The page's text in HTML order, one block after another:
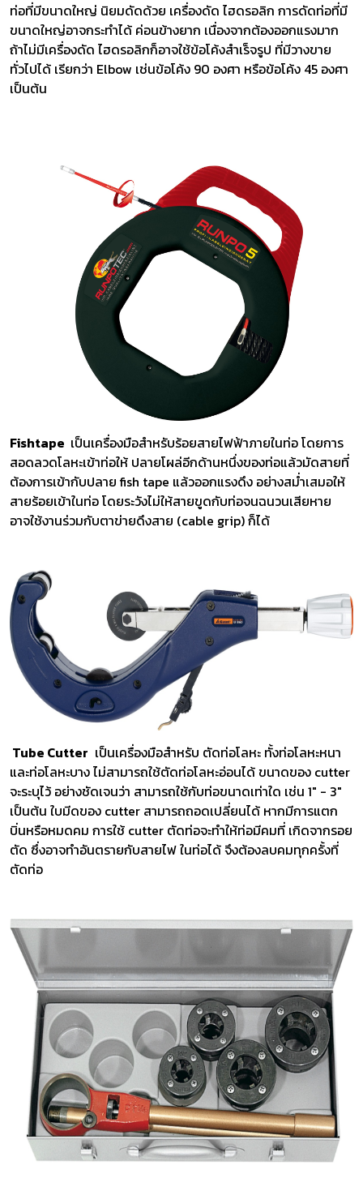
ท่อที่มีขนาดใหญ่ นิยมดัดด้วย เครื่องดัด ไฮดรอลิก การดัดท่อที่มี
ขนาดใหญ่อาจกระทำได้ ค่อนข้างยาก เนื่องจากต้องออกแรงมาก
ถ้าไม่มีเครื่องดัด ไฮดรอลิกก็อาจใช้ข้อโค้งสำเร็จรูป ที่มีวางขาย
ทั่วไปได้ เรียกว่า Elbow เช่นข้อโค้ง 90 องศา หรือข้อโค้ง 45 องศา
เป็นต้น
Fishtape เป็นเครื่องมือสำหรับร้อยสายไฟฟ้าภายในท่อ โดยการ
สอดลวดโลหะเข้าท่อให้ ปลายโผล่อีกด้านหนึ่งของท่อแล้วมัดสายที่
ต้องการเข้ากับปลาย fish tape แล้วออกแรงดึง อย่างสม่ำเสมอให้
สายร้อยเข้าในท่อ โดยระวังไม่ให้สายขูดกับท่อจนฉนวนเสียหาย
อาจใช้งานร่วมกับตาข่ายดึงสาย (cable grip) ก็ได้
Tube Cutter เป็นเครื่องมือสำหรับ ตัดท่อโลหะ ทั้งท่อโลหะหนา
และท่อโลหะบาง ไม่สามารถใช้ตัดท่อโลหะอ่อนได้ ขนาดของ cutter
จะระบุไว้ อย่างชัดเจนว่า สามารถใช้กับท่อขนาดเท่าใด เช่น 1" - 3"
เป็นต้น ใบมีดของ cutter สามารถถอดเปลี่ยนได้ หากมีการแตก
บิ่นหรือหมดคม การใช้ cutter ตัดท่อจะทำให้ท่อมีคมที่ เกิดจากรอย
ตัด ซึ่งอาจทำอันตรายกับสายไฟ ในท่อได้ จึงต้องลบคมทุกครั้งที่
ตัดท่อ